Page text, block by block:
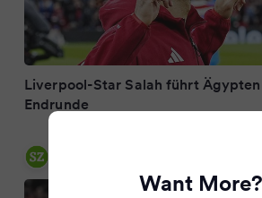
Liverpool-Star Salah führt
Endrunde
Want More?